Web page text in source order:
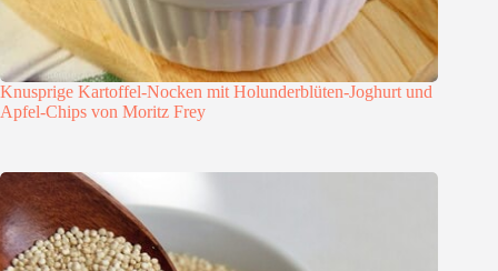
Knusprige Kartoffel-Nocken mit Holunderblüten-Joghurt und
Apfel-Chips von Moritz Frey